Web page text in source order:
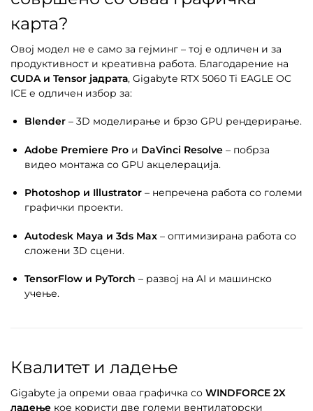
карта?
Овој модел не е само за гејминг – тој е одличен и за
продуктивност и креативна работа. Благодарение на
CUDA и Tensor јадрата, Gigabyte RTX 5060 Ti EAGLE OC
ICE е одличен избор за:
Blender – 3D моделирање и брзо GPU рендерирање.
Adobe Premiere Pro и DaVinci Resolve – побрза
видео монтажа со GPU акцелерација.
Photoshop и Illustrator – непречена работа со големи
графички проекти.
Autodesk Maya и 3ds Max – оптимизирана работа со
сложени 3D сцени.
TensorFlow и PyTorch – развој на AI и машинско
учење.
Квалитет и ладење
Gigabyte ја опреми оваа графичка со WINDFORCE 2X
ладење кое користи две големи вентилаторски